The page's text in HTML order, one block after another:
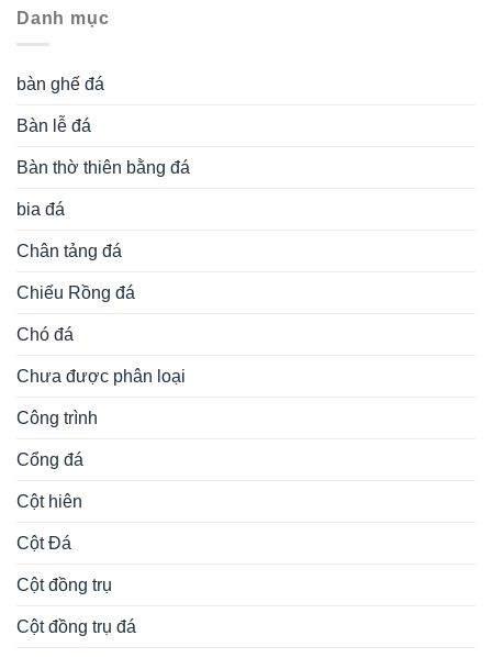
Danh mục
bàn ghế đá
Bàn lễ đá
Bàn thờ thiên bằng đá
bia đá
Chân tảng đá
Chiếu Rồng đá
Chó đá
Chưa được phân loại
Công trình
Cổng đá
Cột hiên
Cột Đá
Cột đồng trụ
Cột đồng trụ đá